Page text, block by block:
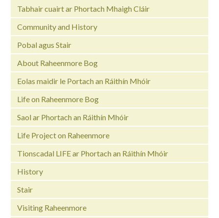
Tabhair cuairt ar Phortach Mhaigh Cláir
Community and History
Pobal agus Stair
About Raheenmore Bog
Eolas maidir le Portach an Ráithín Mhóir
Life on Raheenmore Bog
Saol ar Phortach an Ráithín Mhóir
Life Project on Raheenmore
Tionscadal LIFE ar Phortach an Ráithín Mhóir
History
Stair
Visiting Raheenmore